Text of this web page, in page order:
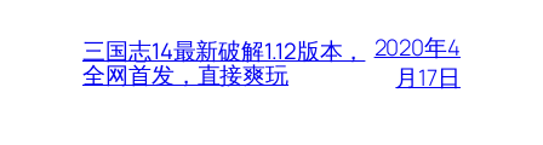
三国志14最新破解1.12版本，
全网首发，直接爽玩
2020年4
月17日